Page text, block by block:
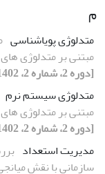
م
متدلوژی پویاشناسی
مبتنی بر متدلوژی
[دوره 2، شماره 2، 1402، صفحه 1-23]
متدلوژی سیستم نرم
مبتنی بر متدلوژی
[دوره 2، شماره 2، 1402، صفحه 1-23]
مدیریت استعداد
سازمانی با نقش